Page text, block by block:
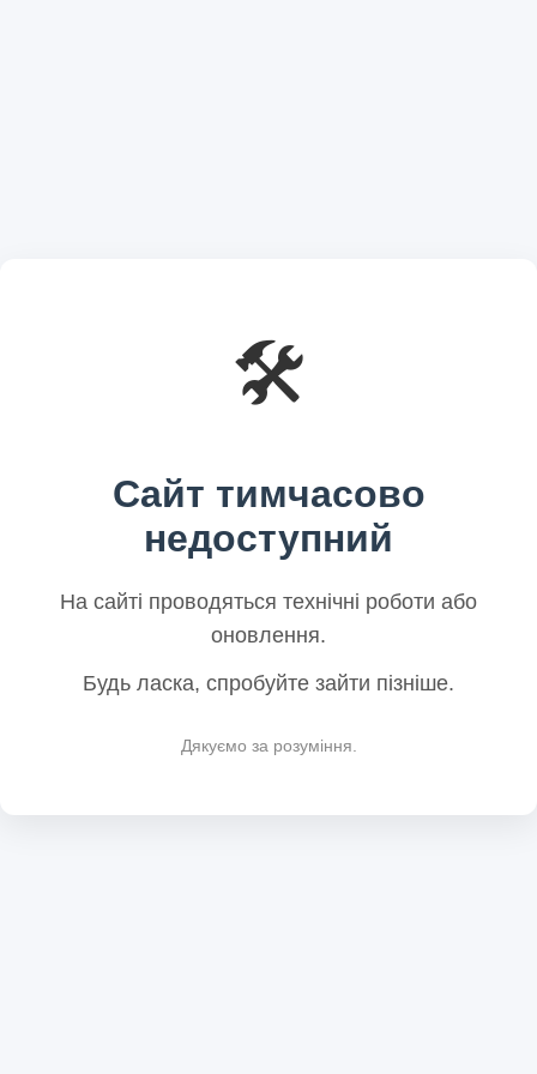
🛠️
Сайт тимчасово
недоступний
На сайті проводяться технічні роботи або
оновлення.
Будь ласка, спробуйте зайти пізніше.
Дякуємо за розуміння.